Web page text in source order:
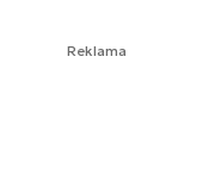
Reklama